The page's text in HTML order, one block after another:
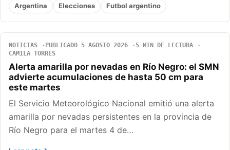
Argentina Elecciones Futbol argentino
NOTICIAS PUBLICADO 5 AGOSTO 2026
5 MIN DE LECTURA
CAMILA TORRES
Alerta amarilla por nevadas en Río Negro: el SMN
advierte acumulaciones de hasta 50 cm para
este martes
El Servicio Meteorológico Nacional emitió una alerta
amarilla por nevadas persistentes en la provincia de
Río Negro para el martes 4 de…